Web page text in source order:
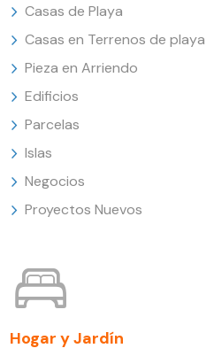
Casas de Playa
Casas en Terrenos de playa
Pieza en Arriendo
Edificios
Parcelas
Islas
Negocios
Proyectos Nuevos
Hogar y Jardín